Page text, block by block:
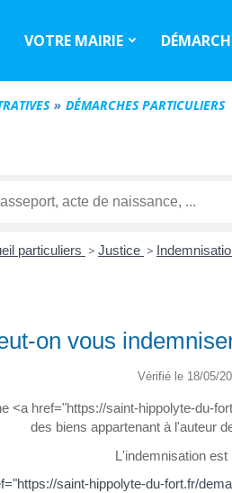
VOTRE MAIRIE
DÉMARCHES PARTICULIERS
particuliers > Justice >
on vous
Vérifié le 18/05/
<a href="https://saint-hippolyte-du-
des biens appartenant à l'auteur
L'indemnisation
saint-hippolyte-du-fort.fr/